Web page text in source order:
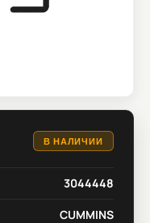
В НАЛИЧИИ
3044448
CUMMINS